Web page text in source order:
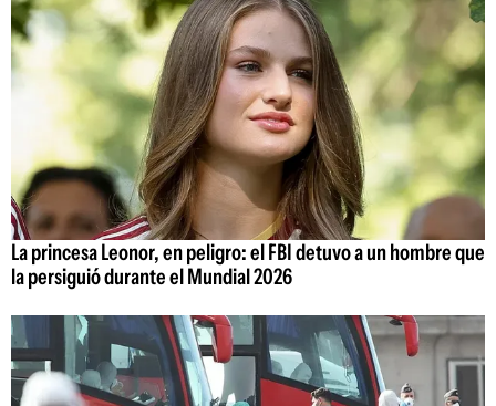
La princesa Leonor, en peligro: el FBI detuvo a un hombre que
la persiguió durante el Mundial 2026